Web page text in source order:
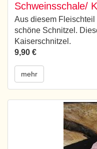
Schweinsschale/
Aus diesem
schöne Schnitzel.
Kaiserschnitzel.
9,90 €
mehr